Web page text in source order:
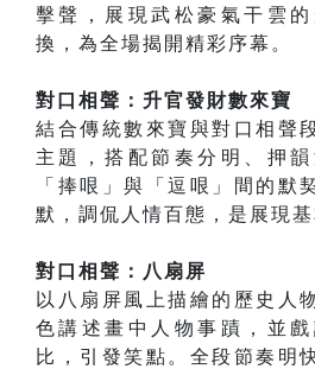
擊聲，展現武松豪氣干雲
換，為全場揭開精彩序幕。
對口相聲：升官發財數來寶
結合傳統數來寶與對口相聲
主題，搭配節奏分明、押
「捧哏」與「逗哏」間的默
默，調侃人情百態，是展現基
對口相聲：八扇屏
以八扇屏風上描繪的歷史人
色講述畫中人物事蹟，並
比，引發笑點。全段節奏明